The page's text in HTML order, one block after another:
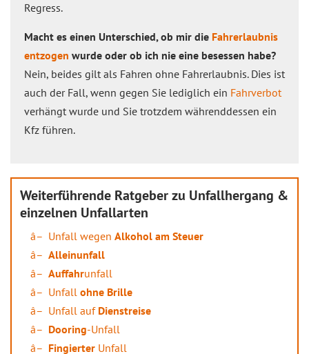
Regress.
Macht es einen Unterschied, ob mir die Fahrerlaubnis
entzogen wurde oder ob ich nie eine besessen habe?
Nein, beides gilt als Fahren ohne Fahrerlaubnis. Dies ist
auch der Fall, wenn gegen Sie lediglich ein Fahrverbot
verhängt wurde und Sie trotzdem währenddessen ein
Kfz führen.
Weiterführende Ratgeber zu Unfallhergang &
einzelnen Unfallarten
Unfall wegen Alkohol am Steuer
Alleinunfall
Auffahrunfall
Unfall ohne Brille
Unfall auf Dienstreise
Dooring-Unfall
Fingierter Unfall